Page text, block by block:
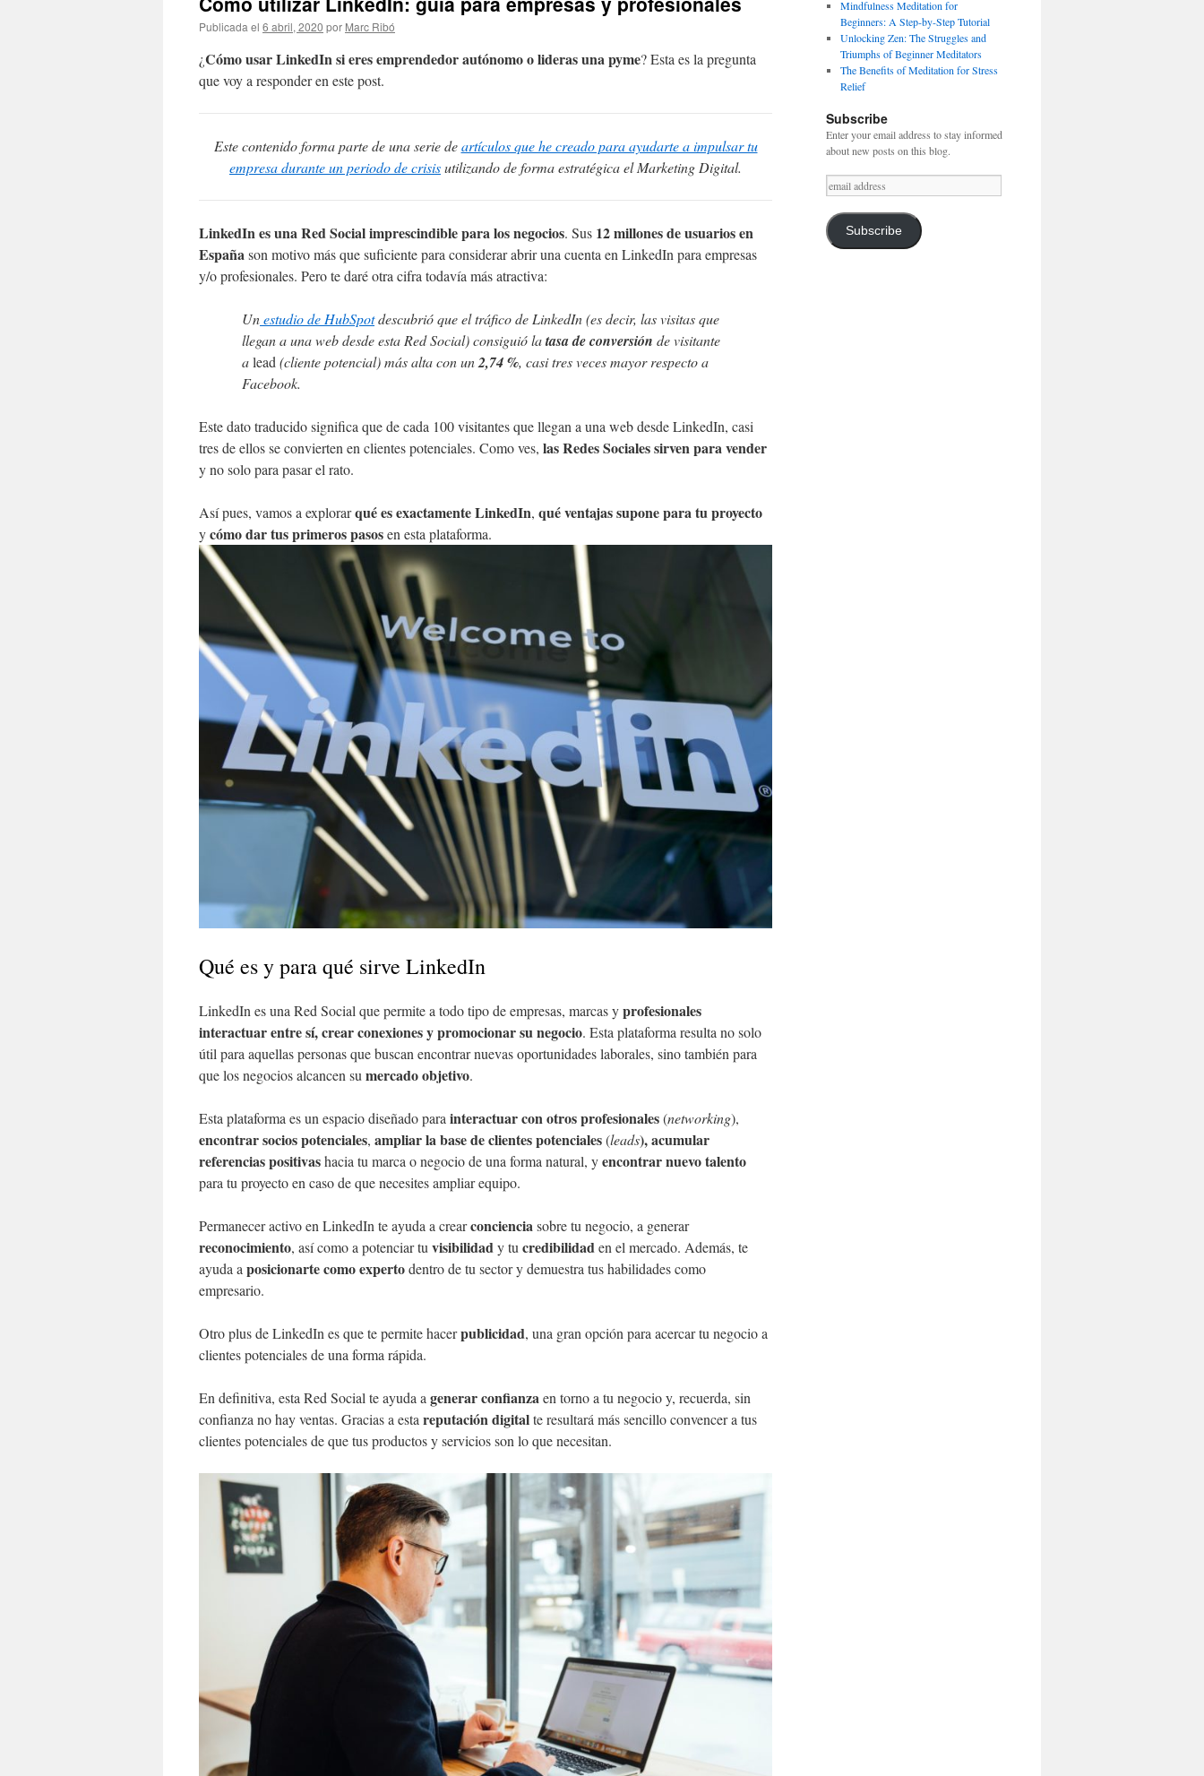
Publicada el 6 abril, 2020 por Marc Ribó
¿Cómo usar LinkedIn si eres emprendedor autónomo o lideras una pyme? Esta es la pregunta
que voy a responder en este post.
Este contenido forma parte de una serie deartículos que he creado para ayudarte a impulsar tu
empresa durante un periodo de crisisutilizando de forma estratégica el Marketing Digital.
LinkedIn es una Red Social imprescindible para los negocios. Sus 12 millones de usuarios en
Españason motivo más que suficiente para considerar abrir una cuenta en LinkedIn para empresas
y/o profesionales. Pero te daré otra cifra todavía más atractiva:
Unestudio de HubSpotdescubrió que el tráfico de LinkedIn (es decir, las visitas que
llegan a una web desde esta Red Social) consiguió latasa de conversión de visitante
alead (cliente potencial) más alta con un2,74 %, casi tres veces mayor respecto a
Facebook.
Este dato traducido significa que de cada 100 visitantes que llegan a una web desde LinkedIn, casi
tres de ellos se convierten en clientes potenciales. Como ves, las Redes Sociales sirven para vender
y no solo para pasar el rato.
Así pues, vamos a explorarqué es exactamente LinkedIn, qué ventajas supone para tu proyecto
ycómo dar tus primeros pasosen esta plataforma.
Qué es y para qué sirve LinkedIn
LinkedIn es una Red Social que permite a todo tipo de empresas, marcas yprofesionales
interactuar entre sí, crear conexiones y promocionar su negocio. Esta plataforma resulta no solo
útil para aquellas personas que buscan encontrar nuevas oportunidades laborales, sino también para
que los negocios alcancen su mercado objetivo.
Esta plataforma es un espacio diseñado para interactuar con otros profesionales(networking),
encontrar socios potenciales, ampliar la base de clientes potenciales(leads), acumular
referencias positivashacia tu marca o negocio de una forma natural, yencontrar nuevo talento
para tu proyecto en caso de que necesites ampliar equipo.
Permanecer activo en LinkedIn te ayuda a crearconciencia sobre tu negocio, a generar
reconocimiento, así como a potenciar tu visibilidad y tu credibilidad en el mercado. Además, te
ayuda a posicionarte como expertodentro de tu sector y demuestra tus habilidades como
empresario.
Otro plus de LinkedIn es que te permite hacerpublicidad, una gran opción para acercar tu negocio a
clientes potenciales de una forma rápida.
En definitiva, esta Red Social te ayuda a generar confianza en torno a tu negocio y, recuerda, sin
confianza no hay ventas. Gracias a esta reputación digitalte resultará más sencillo convencer a tus
clientes potenciales de que tus productos y servicios son lo que necesitan.
Mindfulness Meditation for
Beginners: A Step-by-Step Tutorial
Unlocking Zen: The Struggles and
Triumphs of Beginner Meditators
The Benefits of Meditation for Stress
Relief
Subscribe
Enter your email address to stay informed
about new posts on this blog.
email
address
Subscribe